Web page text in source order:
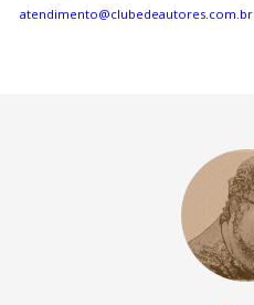
atendimento@clubedeautores.com.br